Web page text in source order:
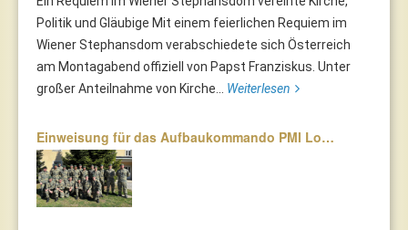
Politik und Gläubige Mit einem feierlichen Requiem im
Wiener Stephansdom verabschiedete sich Österreich
am Montagabend offiziell von Papst Franziskus. Unter
großer Anteilnahme von Kirche... Weiterlesen
Einweisung für das Aufbaukommando PMI Lo…